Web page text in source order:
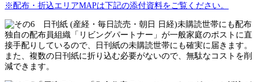
※配布・折込エリアMAPは下記の添付資料をご覧ください。
独自の配布員組織「リビングパートナー」が一般家庭のポストに直
接手配りしているので、日刊紙の未購読世帯にも確実に届きます。
また、複数の日刊紙に折り込む必要がないので、無駄なコストを削
減できます。